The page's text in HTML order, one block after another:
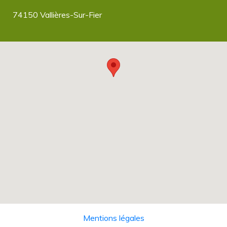
74150 Vallières-Sur-Fier
Mentions légales